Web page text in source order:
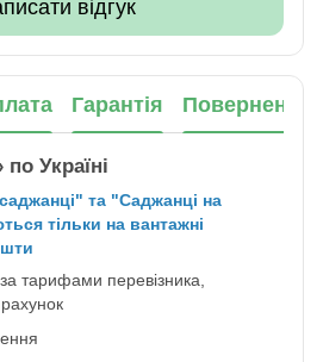
відгук
Гарантія Повернення
Україні
та "Саджанці на
тільки на вантажні
за тарифами перевізника,